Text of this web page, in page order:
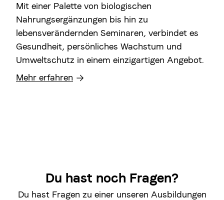
Mit einer Palette von biologischen
Nahrungsergänzungen bis hin zu
lebensverändernden Seminaren, verbindet es
Gesundheit, persönliches Wachstum und
Umweltschutz in einem einzigartigen Angebot.
Mehr erfahren
Du hast noch Fragen?
Du hast Fragen zu einer unseren Ausbildungen